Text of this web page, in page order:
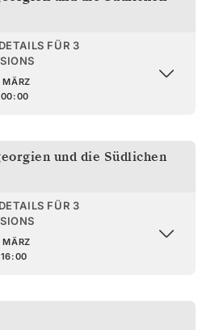
FÜR 3
und die Südlichen
FÜR 3